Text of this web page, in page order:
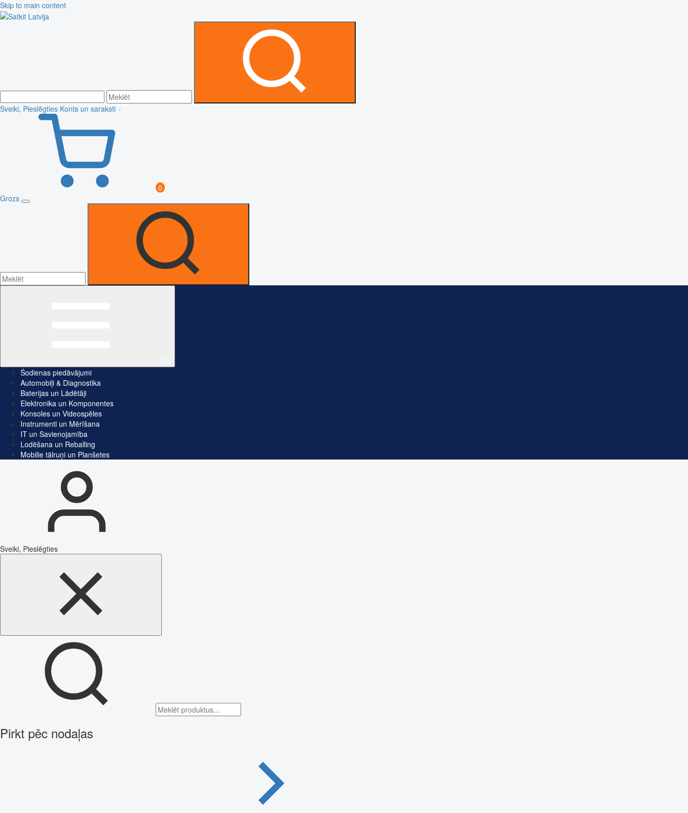
Skip to main content
Sveiki, Pieslēgties Konts un saraksti
0
Grozs
Šodienas piedāvājumi
Automobiļi & Diagnostika
Baterijas un Lādētāji
Elektronika un Komponentes
Konsoles un Videospēles
Instrumenti un Mērīšana
IT un Savienojamība
Lodēšana un Reballing
Mobilie tālruņi un Planšetes
Sveiki, Pieslēgties
Pirkt pēc nodaļas